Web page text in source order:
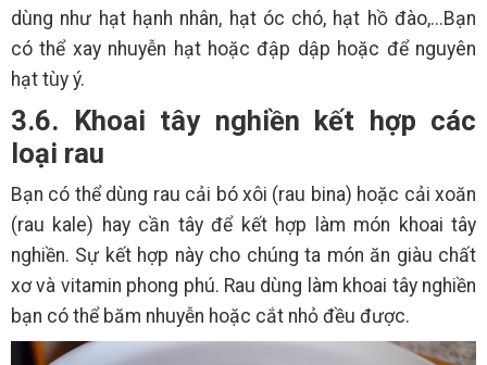
dùng như hạt hạnh nhân, hạt óc chó, hạt hồ đào,...Bạn
có thể xay nhuyễn hạt hoặc đập dập hoặc để nguyên
hạt tùy ý.
3.6. Khoai tây nghiền kết hợp các
loại rau
Bạn có thể dùng rau cải bó xôi (rau bina) hoặc cải xoăn
(rau kale) hay cần tây để kết hợp làm món khoai tây
nghiền. Sự kết hợp này cho chúng ta món ăn giàu chất
xơ và vitamin phong phú. Rau dùng làm khoai tây nghiền
bạn có thể băm nhuyễn hoặc cắt nhỏ đều được.